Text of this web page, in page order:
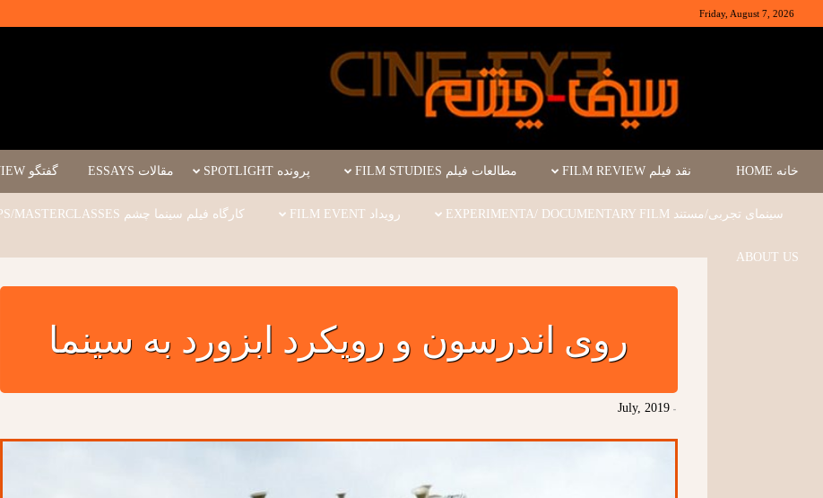
Friday, August 7, 2026
خانه HOME نقد فیلم FILM REVIEW مطالعات فیلم FILM STUDIES پرونده SPOTLIGHT مقالات ESSAYS گفتگو INTERVIEW
سینمای تجربی/مستند EXPERIMENTA/ DOCUMENTARY FILM رویداد FILM EVENT کارگاه فیلم سینما چشم WORKSHOPS/MASTERCLASSES
ABOUT US
روی اندرسون و رویکرد ابزورد به سینما
-
July, 2019